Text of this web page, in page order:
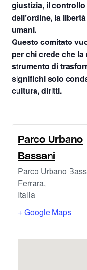
giustizia, il
dell’ordine, la
umani.
Questo comitato
per chi crede che
strumento di
significhi solo
cultura, diritti.
Parco Urbano
Bassani
Parco Urbano
Ferrara,
Italia
+ Google Maps